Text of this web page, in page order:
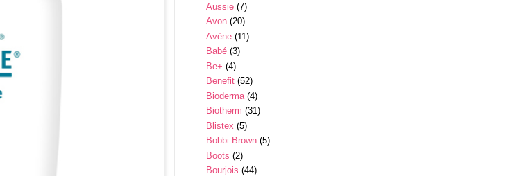
Aussie (7)
Avon (20)
Avène (11)
Babé (3)
Be+ (4)
Benefit (52)
Bioderma (4)
Biotherm (31)
Blistex (5)
Bobbi Brown (5)
Boots (2)
Bourjois (44)